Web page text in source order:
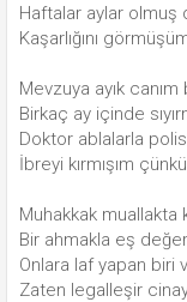
Haftalar aylar olmuş
Kaşarlığını
Mevzuya ayık canım
Birkaç ay içinde
Doktor ablalarla polis
İbreyi kırmışım
Muhakkak muallakta
Bir ahmakla eş
Onlara laf yapan biri
Zaten legalleşir